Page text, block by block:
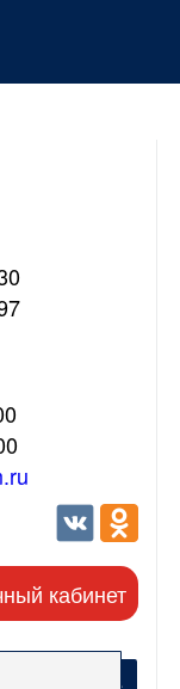
ведуться
кабинет